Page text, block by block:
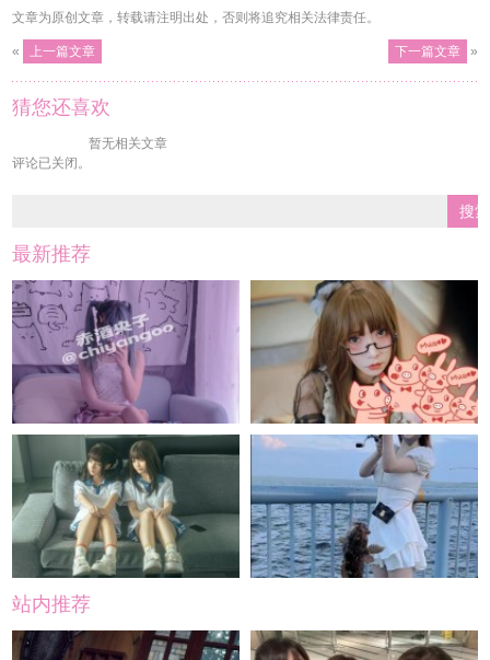
文章为原创文章，转载请注明出处，否则将追究相关法律责任。
« 上一篇文章 下一篇文章 »
猜您还喜欢
暂无相关文章
评论已关闭。
最新推荐
站内推荐